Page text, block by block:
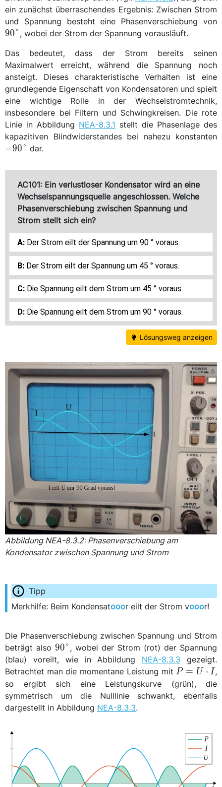
ein zunächst überraschendes Ergebnis: Zwischen Strom
und Spannung besteht eine Phasenverschiebung von
90° , wobei der Strom der Spannung vorausläuft.
Das bedeutet, dass der Strom bereits seinen
Maximalwert erreicht, während die Spannung noch
ansteigt. Dieses charakteristische Verhalten ist eine
grundlegende Eigenschaft von Kondensatoren und spielt
eine wichtige Rolle in der Wechselstromtechnik,
insbesondere bei Filtern und Schwingkreisen. Die rote
Linie in Abbildung NEA-8.3.1 stellt die Phasenlage des
kapazitiven Blindwiderstandes bei nahezu konstanten
−90° dar.
AC101: Ein verlustloser Kondensator wird an eine
Wechselspannungsquelle angeschlossen. Welche
Phasenverschiebung zwischen Spannung und
Strom stellt sich ein?
Der Strom eilt der Spannung um 90 ° voraus.
Der Strom eilt der Spannung um 45 ° voraus.
Die Spannung eilt dem Strom um 45 ° voraus.
Die Spannung eilt dem Strom um 90 ° voraus.
Lösungsweg anzeigen
Abbildung NEA-8.3.2: Phasenverschiebung am
Kondensator zwischen Spannung und Strom
Merkhilfe: Beim Kondensatooor eilt der Strom vooor!
Die Phasenverschiebung zwischen Spannung und Strom
beträgt also \qty{90}
{\degree}
90° , wobei der Strom (rot) der Spannung
(blau) voreilt, wie in Abbildung NEA-8.3.3 gezeigt.
Betrachtet man die momentane Leistung mit P =
U
\cdot
P = U ⋅ I ,
so ergibt sich eine Leistungskurve (grün), die
symmetrisch um die Nulllinie schwankt, ebenfalls
dargestellt in Abbildung NEA-8.3.3.